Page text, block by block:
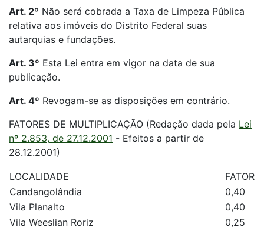
Art. 2º Não será cobrada a Taxa de Limpeza Pública
relativa aos imóveis do Distrito Federal suas
autarquias e fundações.
Art. 3º Esta Lei entra em vigor na data de sua
publicação.
Art. 4º Revogam-se as disposições em contrário.
FATORES DE MULTIPLICAÇÃO (Redação dada pela Lei
nº 2.853, de 27.12.2001 - Efeitos a partir de
28.12.2001)
LOCALIDADE
FATOR
Candangolândia
0,40
Vila Planalto
0,40
Vila Weeslian Roriz
0,25